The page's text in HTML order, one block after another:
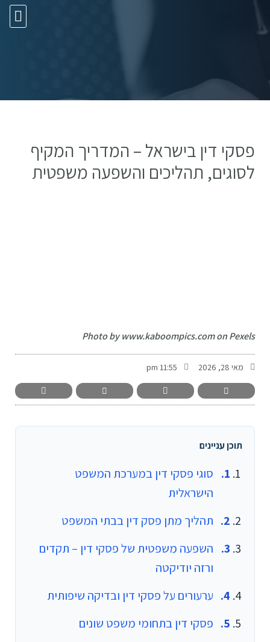
פסקי דין בישראל – המדריך המקיף
לסוגים, תהליכים והשפעה משפטית
Photo by www.kaboompics.com on Pexels
מאי 28, 2026 11:55 pm
תוכן עניינים
סוגי פסקי דין במערכת המשפט
הישראלית
תהליך מתן פסק דין בבתי המשפט
השפעה משפטית של פסקי דין – תקדים
ורזה יודיקטה
ערעורים על פסקי דין ובדיקה שיפותית
פסקי דין בתחומי משפט שונים